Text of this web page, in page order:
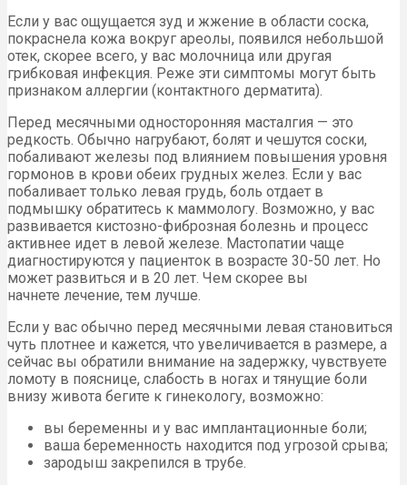
Если у вас ощущается зуд и жжение в области соска,
покраснела кожа вокруг ареолы, появился небольшой
отек, скорее всего, у вас молочница или другая
грибковая инфекция. Реже эти симптомы могут быть
признаком аллергии (контактного дерматита).
Перед месячными односторонняя масталгия — это
редкость. Обычно нагрубают, болят и чешутся соски,
побаливают железы под влиянием повышения уровня
гормонов в крови обеих грудных желез. Если у вас
побаливает только левая грудь, боль отдает в
подмышку обратитесь к маммологу. Возможно, у вас
развивается кистозно-фиброзная болезнь и процесс
активнее идет в левой железе. Мастопатии чаще
диагностируются у пациенток в возрасте 30-50 лет. Но
может развиться и в 20 лет. Чем скорее вы
начнете лечение, тем лучше.
Если у вас обычно перед месячными левая становиться
чуть плотнее и кажется, что увеличивается в размере, а
сейчас вы обратили внимание на задержку, чувствуете
ломоту в пояснице, слабость в ногах и тянущие боли
внизу живота бегите к гинекологу, возможно:
вы беременны и у вас имплантационные боли;
ваша беременность находится под угрозой срыва;
зародыш закрепился в трубе.